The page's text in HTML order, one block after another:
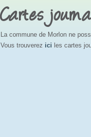
Cartes
La commune de Morlon ne
Vous trouverez ici les cartes